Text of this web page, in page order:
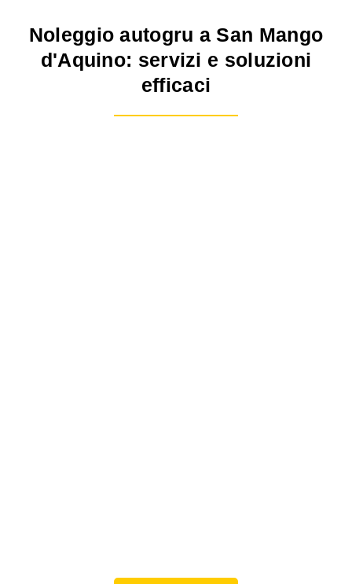
Noleggio autogru a San Mango
d'Aquino: servizi e soluzioni
efficaci